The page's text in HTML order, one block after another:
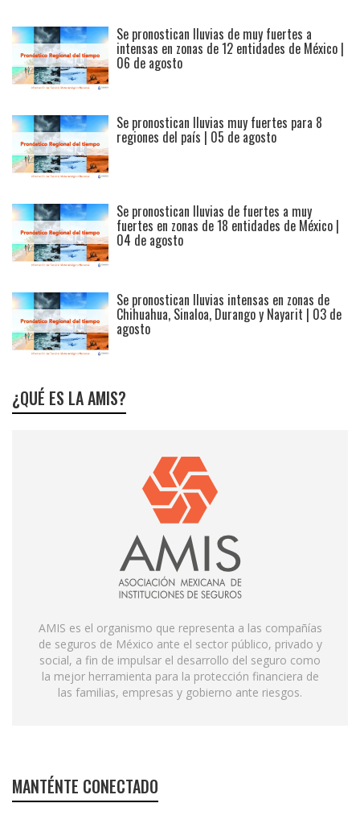
Se pronostican lluvias de muy fuertes a
intensas en zonas de 12 entidades de México |
06 de agosto
Se pronostican lluvias muy fuertes para 8
regiones del país | 05 de agosto
Se pronostican lluvias de fuertes a muy
fuertes en zonas de 18 entidades de México |
04 de agosto
Se pronostican lluvias intensas en zonas de
Chihuahua, Sinaloa, Durango y Nayarit | 03 de
agosto
¿QUÉ ES LA AMIS?
AMIS es el organismo que representa a las compañías
de seguros de México ante el sector público, privado y
social, a fin de impulsar el desarrollo del seguro como
la mejor herramienta para la protección financiera de
las familias, empresas y gobierno ante riesgos.
MANTÉNTE CONECTADO